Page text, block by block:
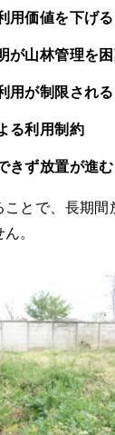
用価値を下げる
が山林管理を
用が制限される
る利用制約
きず放置が進む
ことで、長期間
。